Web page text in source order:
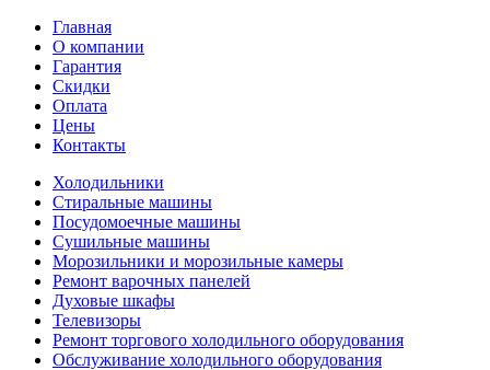
Главная
О компании
Гарантия
Скидки
Оплата
Цены
Контакты
Холодильники
Стиральные машины
Посудомоечные машины
Сушильные машины
Морозильники и морозильные камеры
Ремонт варочных панелей
Духовые шкафы
Телевизоры
Ремонт торгового холодильного оборудования
Обслуживание холодильного оборудования